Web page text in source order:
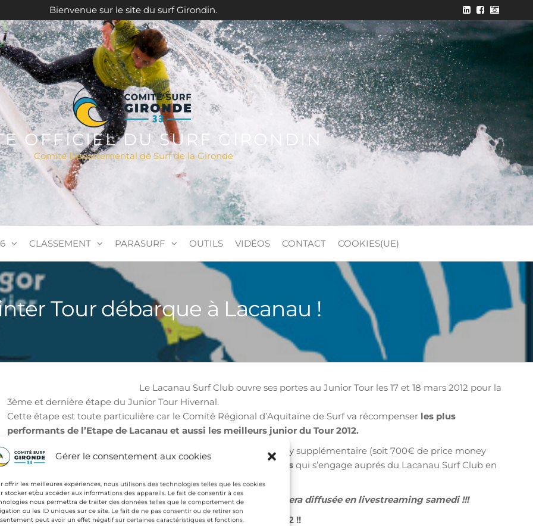
Gérer le consentement aux cookies
offrir les meilleures expériences, nous utilisons des technologies telles que les cookies
stocker et/ou accéder aux informations des appareils. Le fait de consentir à ces
nous permettra de traiter des données telles que le comportement de
ou les ID uniques sur ce site. Le fait de ne pas consentir ou de retirer son
peut avoir un effet négatif sur certaines caractéristiques et fonctions.
Bienvenue sur le site du surf Girondin.
OFFICIEL DU SURF GIRONDIN
Comité Départemental de Surf de la Gironde
CLASSEMENT PARASURF OUTILS VIDÉOS CONTACT COOKIES(UE)
Tour débarque à Lacanau !
Le Lacanau Surf Club ouvre ses portes au Junior Tour les 17 et 18 mars 2012 pour la
3ème et dernière étape du Junior Tour Hivernal.
Cette étape est toute particulière car le Comité Régional d’Aquitaine de Surf va récompenser les plus
performants de l’Etape de Lacanau et aussi les meilleurs junior du Tour 2012.
L’étape de Lacanau sera récompensée de +200€ de price money supplémentaire (soit 700€ de price money
sur l’étape Canaulaise !!!), offert par la
St Médard en Jalles qui s’engage auprés du Lacanau Surf Club en
le surf !
ATTENTION, en partenariat avec VIEWSURF la compétition sera diffusée en livestreaming samedi !!!
vous est donné au Lacanau Surf Club les 17 et 18 mars 2012 !!